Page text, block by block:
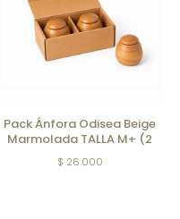
Pack Ánfora Odisea Beige
Marmolada TALLA M+ (2
Unidades)
$ 26.000